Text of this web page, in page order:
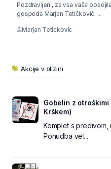
Pozdravljeni, za vsa vaša
gospoda Marjan Tetičkovič. ...
Marjan Tetickovic
Akcije v bližini
Gobelin z
Krškem)
Komplet s predivom,
Ponudba vel...